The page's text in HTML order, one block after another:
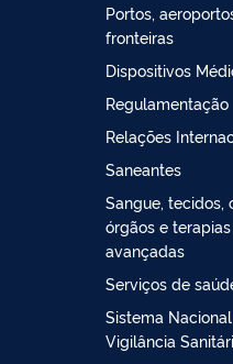
Portos,
fronteiras
Dispositivos
Regulamentação
Relações
Saneantes
Sangue, tecidos,
órgãos e terapias
avançadas
Serviços de
Sistema
Vigilância